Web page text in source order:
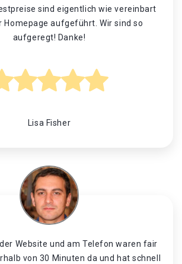
sind eigentlich wie vereinbart
Homepage aufgeführt. Wir sind so
aufgeregt! Danke!
Lisa Fisher
Website und am Telefon waren fair
von 30 Minuten da und hat schnell